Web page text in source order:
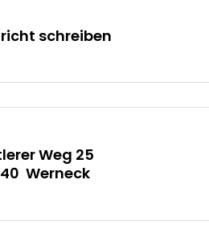
schreiben
Weg 25
Werneck